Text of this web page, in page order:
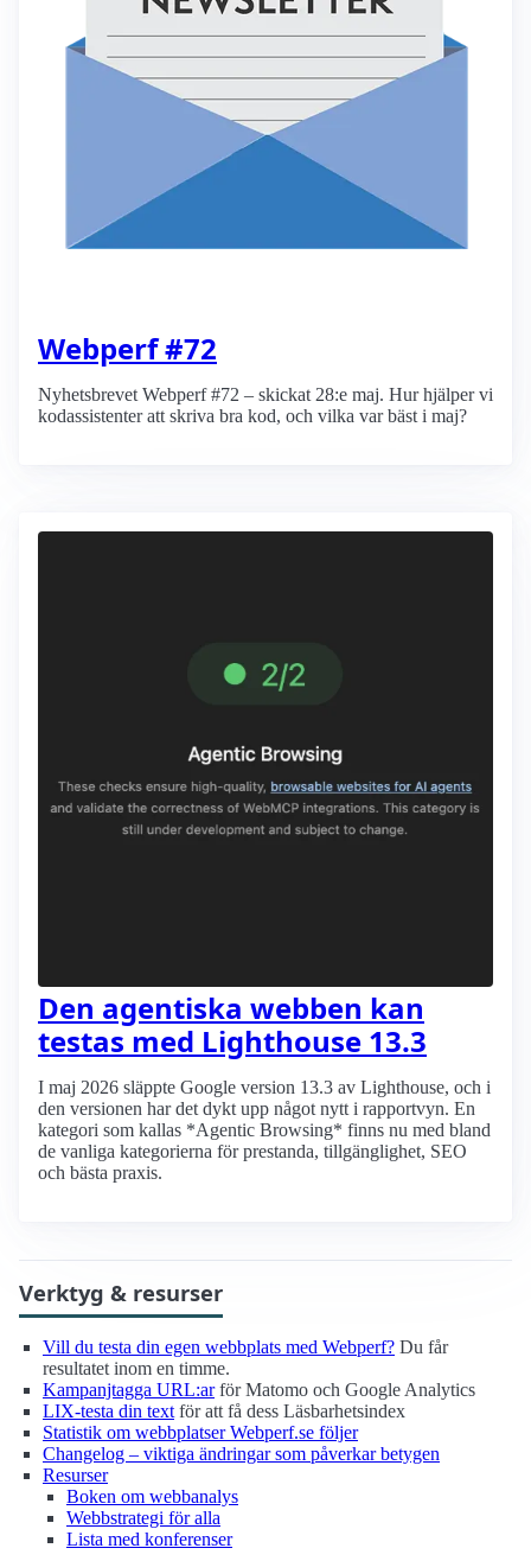
Webperf #72
Nyhetsbrevet Webperf #72 – skickat 28:e maj. Hur hjälper vi
kodassistenter att skriva bra kod, och vilka var bäst i maj?
Den agentiska webben kan
testas med Lighthouse 13.3
I maj 2026 släppte Google version 13.3 av Lighthouse, och i
den versionen har det dykt upp något nytt i rapportvyn. En
kategori som kallas *Agentic Browsing* finns nu med bland
de vanliga kategorierna för prestanda, tillgänglighet, SEO
och bästa praxis.
Verktyg & resurser
Vill du testa din egen webbplats med Webperf? Du får
resultatet inom en timme.
Kampanjtagga URL:arför Matomo och Google Analytics
LIX-testa din text för att få dess Läsbarhetsindex
Statistik om webbplatser Webperf.se följer
Changelog – viktiga ändringar som påverkar betygen
Resurser
Boken om webbanalys
Webbstrategi för alla
Lista med konferenser